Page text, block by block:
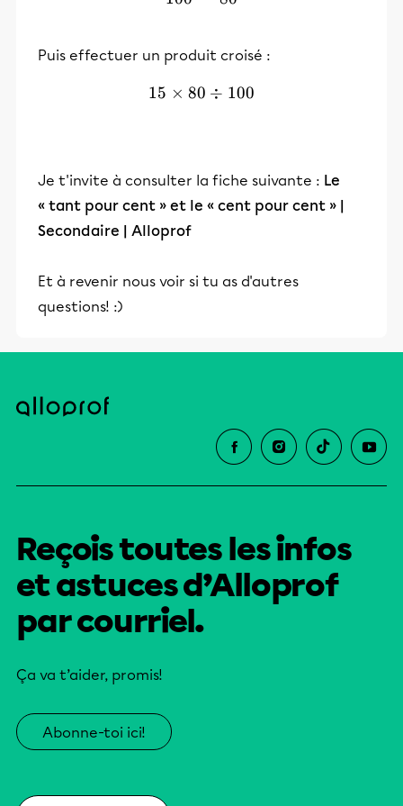
Puis effectuer un produit croisé :
15 \times 80 \div 100
15 × 80 ÷ 100
Je t'invite à consulter la fiche suivante : Le
« tant pour cent » et le « cent pour cent » |
Secondaire | Alloprof
Et à revenir nous voir si tu as d'autres
questions! :)
Reçois toutes les infos
et astuces d’Alloprof
par courriel.
Ça va t’aider, promis!
Abonne-toi ici!